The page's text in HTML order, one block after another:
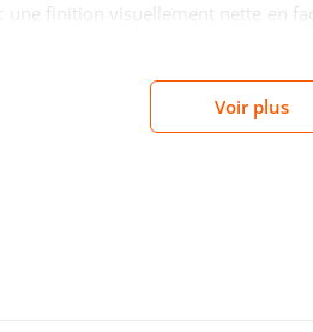
finition visuellement nette en
recherchant des composants
Voir plus